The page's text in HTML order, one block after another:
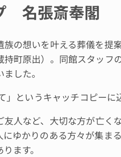
名張斎奉閣
の想いを叶える葬儀を提
持町原出）。同館スタッフ
した。
」というキャッチコピー
人など、大切な方が亡く
ゆかりのある方々が集ま
ます。